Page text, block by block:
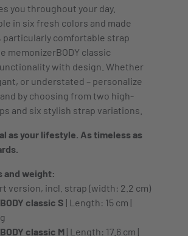
you throughout your day.
in six fresh colors and made
particularly comfortable strap
memonizerBODY classic
with design. Whether
or understated – personalize
by choosing from two high-
and six stylish strap variations.
as your lifestyle. As timeless as
and weight:
version, incl. strap (width: 2.2 cm)
classic S | Length: 15 cm |
classic M | Length: 17.6 cm |